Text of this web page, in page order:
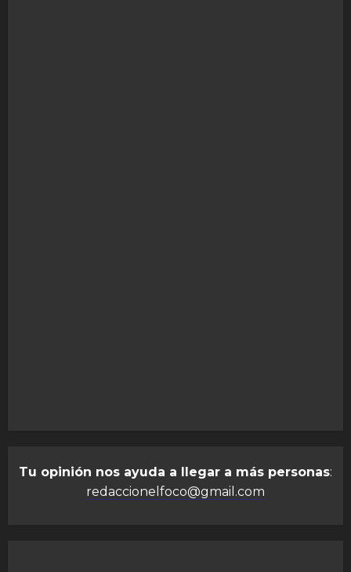
Tu opinión nos ayuda a llegar a más personas:
redaccionelfoco@gmail.com